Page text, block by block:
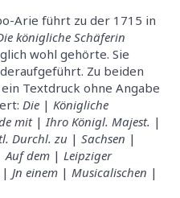
Arie führt zu der 1715 in
königliche Schäferin
wohl gehörte. Sie
Zu beiden
Textdruck ohne Angabe
Die | Königliche
mit| Ihro Königl. Majest. |
Durchl. zu | Sachsen |
Auf dem | Leipziger
Jn einem | Musicalischen |